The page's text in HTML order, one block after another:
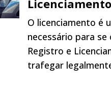
Licenciamento
O licenciamento é
necessário para
Registro e
trafegar